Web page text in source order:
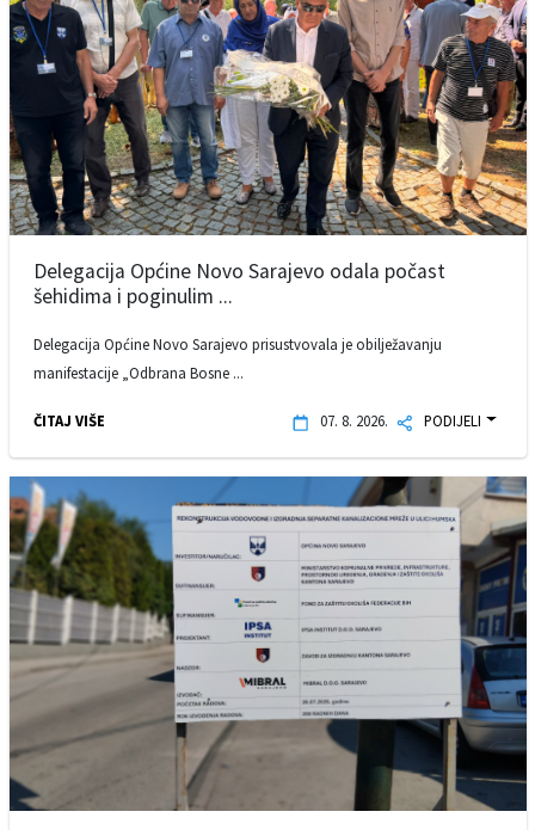
Delegacija Općine Novo Sarajevo odala počast
šehidima i poginulim ...
Delegacija Općine Novo Sarajevo prisustvovala je obilježavanju
manifestacije „Odbrana Bosne ...
ČITAJ VIŠE 07. 8. 2026. PODIJELI